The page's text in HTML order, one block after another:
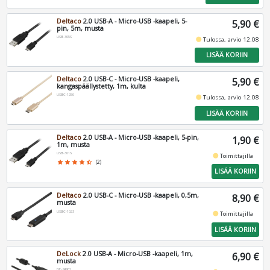
Deltaco 2.0 USB-A - Micro-USB -kaapeli, 5-
pin, 5m, musta
USB-305S
5,90 €
fiber_manual_recordTulossa, arvio 12.08
LISÄÄ KORIIN
Deltaco 2.0 USB-C - Micro-USB -kaapeli,
kangaspäällystetty, 1m, kulta
USBC-1250
5,90 €
fiber_manual_recordTulossa, arvio 12.08
LISÄÄ KORIIN
Deltaco 2.0 USB-A - Micro-USB -kaapeli, 5-pin,
1m, musta
USB-301S
star star star star star_half (2)
1,90 €
fiber_manual_recordToimittajilla
LISÄÄ KORIIN
Deltaco 2.0 USB-C - Micro-USB -kaapeli, 0,5m,
musta
USBC-1023
8,90 €
fiber_manual_recordToimittajilla
LISÄÄ KORIIN
DeLock2.0 USB-A - Micro-USB -kaapeli, 1m,
musta
6,90 €